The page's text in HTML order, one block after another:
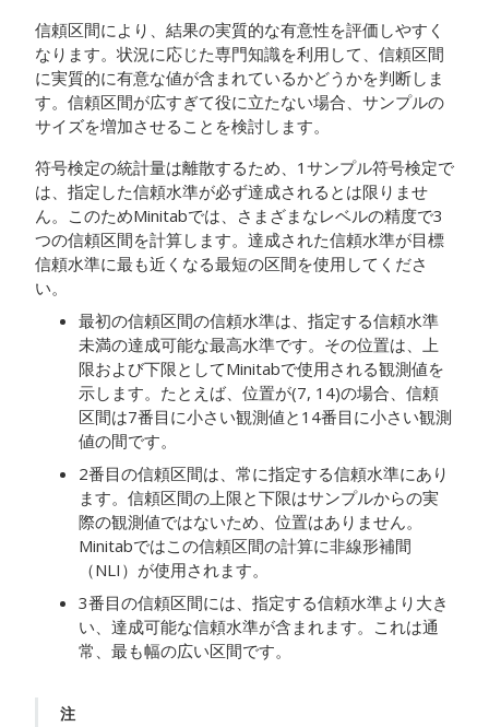
信頼区間により、結果の実質的な有意性を評価しやすく
なります。状況に応じた専門知識を利用して、信頼区間
に実質的に有意な値が含まれているかどうかを判断しま
す。信頼区間が広すぎて役に立たない場合、サンプルの
サイズを増加させることを検討します。
符号検定の統計量は離散するため、1サンプル符号検定で
は、指定した信頼水準が必ず達成されるとは限りませ
ん。このためMinitabでは、さまざまなレベルの精度で3
つの信頼区間を計算します。達成された信頼水準が目標
信頼水準に最も近くなる最短の区間を使用してくださ
い。
最初の信頼区間の信頼水準は、指定する信頼水準
未満の達成可能な最高水準です。その位置は、上
限および下限としてMinitabで使用される観測値を
示します。たとえば、位置が(7, 14)の場合、信頼
区間は7番目に小さい観測値と14番目に小さい観測
値の間です。
2番目の信頼区間は、常に指定する信頼水準にあり
ます。信頼区間の上限と下限はサンプルからの実
際の観測値ではないため、位置はありません。
Minitabではこの信頼区間の計算に非線形補間
（NLI）が使用されます。
3番目の信頼区間には、指定する信頼水準より大き
い、達成可能な信頼水準が含まれます。これは通
常、最も幅の広い区間です。
注